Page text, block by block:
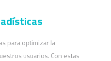
para optimizar la
usuarios. Con estas